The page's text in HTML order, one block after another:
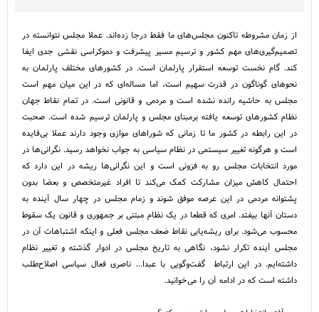
از زمان مشروطه تاکنون مجلس‌های ما فقط درجا زده‌اند. عملا مجلس نتوانسته در
تصمیم‌گیری‌های مهم کشور و ترسیم مسیر پیشرفت و دموکراسی نقشی جدی ایفا
کند. گام نخست توسعه استقرار پارلمان است. در کشورهای مختلف پارلمان به
نحوهای گوناگون در قدرت سهیم است، اما مساله‌ای که در این میان مهم است
مجلس به حاشیه رانده نشده است و مردمی و قانونی است. در تمام نقاط جهان
نظام کشورهای توسعه یافته برمبنای مجلس و پارلمان ترسیم شده است. صحبت
در این رابطه در کشور ما تا زمانی که شوراهای موازی وجود دارند عملا بی‌فایده
است و هرگونه تغییر سیستمی در نظام سیاسی به جواب نخواهد رسید. نگرانی‌ها در
مورد انتخابات مجلس رو به فزونی است و این نگرانی‌ها ریشه در این دارد که
احتمال کاهش میزان مشارکت کمک می‌کند تا افراد غیرمتخصص و بعضا بدون
پشتوانه مردمی در این عرصه موفق شوند و زمام مجلس در چهار سال آینده به
دستان آنها بیفتد. امری که قطعا در یک نظام مبتنی بر جمهوری و قانون یک سقوط
محسوب می‌شود. برای ریشه‌یابی نقاط ضعف مجلس فعلی و اینکه اشتباهات آن در
مجلس آینده تکرار نشود، نگاهی به تاریخ مجلس در ادوار گذشته و تغییر نظام
داشته‌ایم. در این ارتباط گفت‌وگویی با عبدا... ناصری فعال سیاسی اصلاح‌طلب
داشته است که در ادامه آن را می‌خوانید.